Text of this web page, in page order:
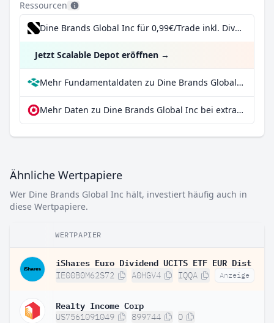
Ressourcen
Dine Brands Global Inc für 0,99€/Trade inkl. Dividend Reinvestment Plan
Jetzt Scalable Depot eröffnen →
Mehr Fundamentaldaten zu Dine Brands Global Inc bei Parqet
Mehr Daten zu Dine Brands Global Inc bei extraETF
Ähnliche Wertpapiere
Wer Dine Brands Global Inc hält, investiert häufig auch in
diese Wertpapiere.
WERTPAPIER
iShares Euro Dividend UCITS ETF EUR Dist
IE00B0M62S72 A0HGV4 IQQA Anzeige
Realty Income Corp
US7561091049 899744 O